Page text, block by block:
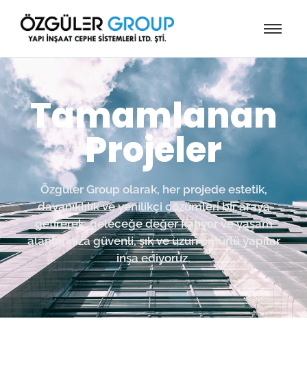
Tamamlanan
Projeler
Özgüler Group olarak, her projede estetik,
dayanıklılık ve yenilikçi çözümleri bir araya
getirerek, geleceğe değer katıyor ve yaşam
alanlarınıza güvenli, şık ve uzun ömürlü yapılar
inşa ediyoruz.